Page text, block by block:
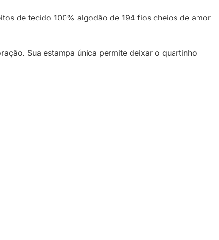
de tecido 100% algodão de 194 fios cheios de amor
Sua estampa única permite deixar o quartinho